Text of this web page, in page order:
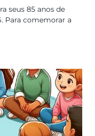
seus 85 anos de
Para comemorar a